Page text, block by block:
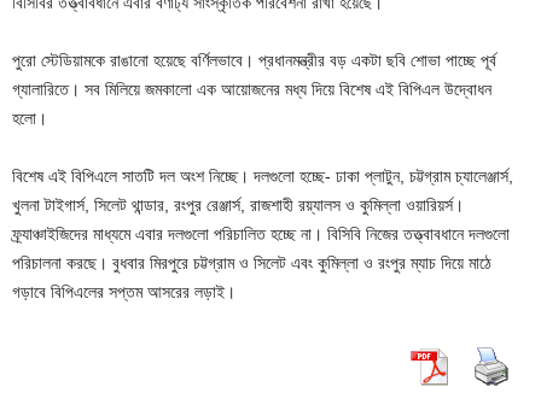
পুরো স্টেডিয়ামকে রাঙানো হয়েছে বর্ণিলভাবে। প্রধানমন্ত্রীর বড় একটা ছবি শোভা পাচ্ছে পূর্ব
গ্যালারিতে। সব মিলিয়ে জমকালো এক আয়োজনের মধ্য দিয়ে বিশেষ এই বিপিএল উদ্বোধন
হলো।
বিশেষ এই বিপিএলে সাতটি দল অংশ নিচ্ছে। দলগুলো হচ্ছে- ঢাকা প্লাটুন, চট্টগ্রাম চ্যালেঞ্জার্স,
খুলনা টাইগার্স, সিলেট থান্ডার, রংপুর রেঞ্জার্স, রাজশাহী রয়্যালস ও কুমিল্লা ওয়ারিয়র্স।
ফ্র্যাঞ্চাইজিদের মাধ্যমে এবার দলগুলো পরিচালিত হচ্ছে না। বিসিবি নিজের তত্ত্বাবধানে দলগুলো
পরিচালনা করছে। বুধবার মিরপুরে চট্টগ্রাম ও সিলেট এবং কুমিল্লা ও রংপুর ম্যাচ দিয়ে মাঠে
গড়াবে বিপিএলের সপ্তম আসরের লড়াই।